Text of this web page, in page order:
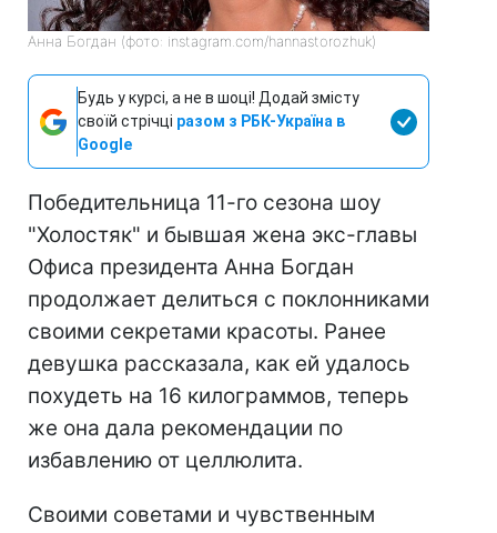
Анна Богдан (фото: instagram.com/hannastorozhuk)
Будь у курсі, а не в шоці! Додай змісту
своїй стрічці разом з РБК-Україна в
Google
Победительница 11-го сезона шоу
"Холостяк" и бывшая жена экс-главы
Офиса президента Анна Богдан
продолжает делиться с поклонниками
своими секретами красоты. Ранее
девушка рассказала, как ей удалось
похудеть на 16 килограммов, теперь
же она дала рекомендации по
избавлению от целлюлита.
Своими советами и чувственным